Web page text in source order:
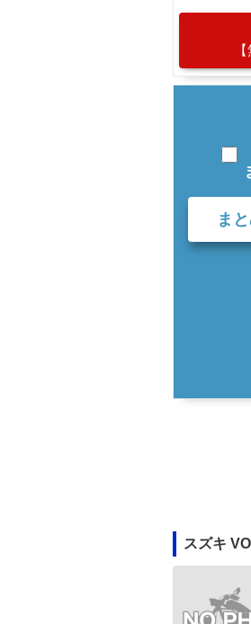
ま
スズキ